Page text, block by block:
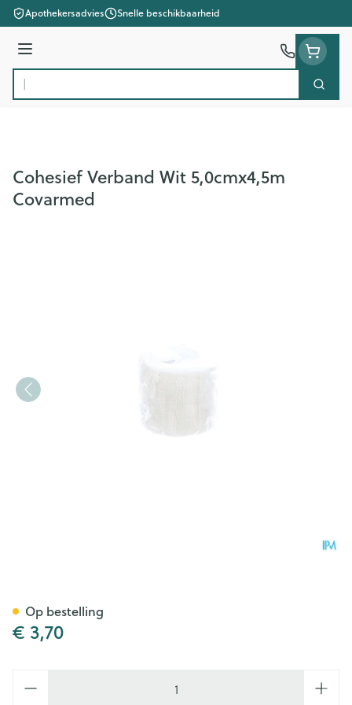
Ga naar de inhoud
Apothekersadvies Snelle beschikbaarheid
Menu
Product, merk, categorie...
Zoek
Cohesief Verband Wit 5,0cmx4,5m
Covarmed
€ 3,70
Op bestelling